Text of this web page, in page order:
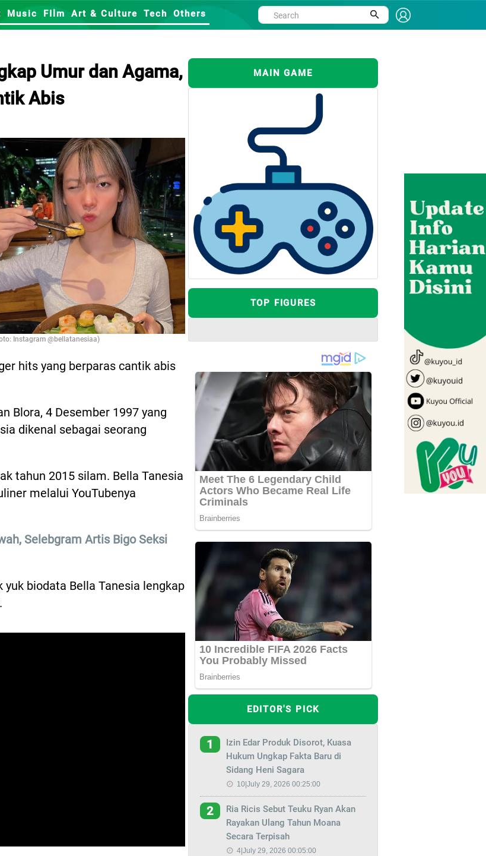
Music FIlm Art & Culture Tech Others
Umur dan Agama,
Abis
Instagram @bellatanesiaa)
hits yang berparas cantik abis
Blora, 4 Desember 1997 yang
dikenal sebagai seorang
tahun 2015 silam. Bella Tanesia
melalui YouTubenya
Selebgram Artis Bigo Seksi
biodata Bella Tanesia lengkap
MAIN GAME
TOP FIGURES
EDITOR'S PICK
1
Izin Edar Produk Disorot, Kuasa
Hukum Ungkap Fakta Baru di
Sidang Heni Sagara
10|July 29, 2026 00:25:00
2
Ria Ricis Sebut Teuku Ryan Akan
Rayakan Ulang Tahun Moana
Secara Terpisah
4|July 29, 2026 00:05:00